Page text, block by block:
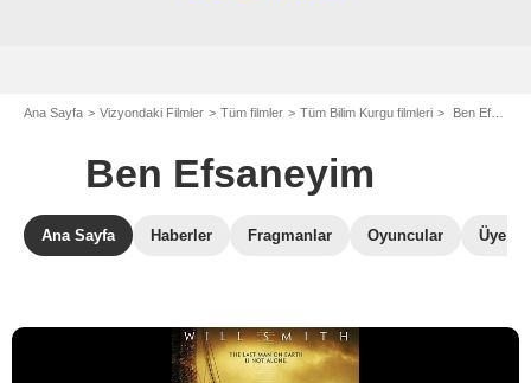
Ana Sayfa Vizyondaki Filmler Tüm filmler Tüm Bilim Kurgu filmleri Ben Efsaneyim
Ben Efsaneyim
Ana Sayfa Haberler Fragmanlar Oyuncular Üye